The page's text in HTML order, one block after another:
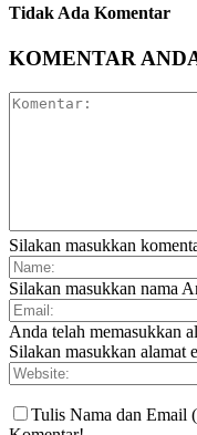
Tidak Ada Komentar
KOMENTAR
Silakan masukkan
Silakan masukkan nama
Anda telah memasukkan
Silakan masukkan alamat
Tulis Nama dan Email